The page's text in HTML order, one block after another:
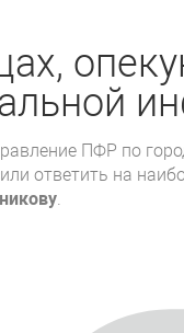
ПФР по
ответить на
.